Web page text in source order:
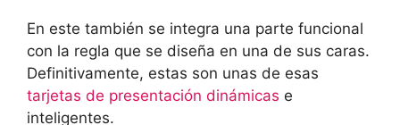
En este también se integra una parte funcional
con la regla que se diseña en una de sus caras.
Definitivamente, estas son unas de esas
tarjetas de presentación dinámicas e
inteligentes.